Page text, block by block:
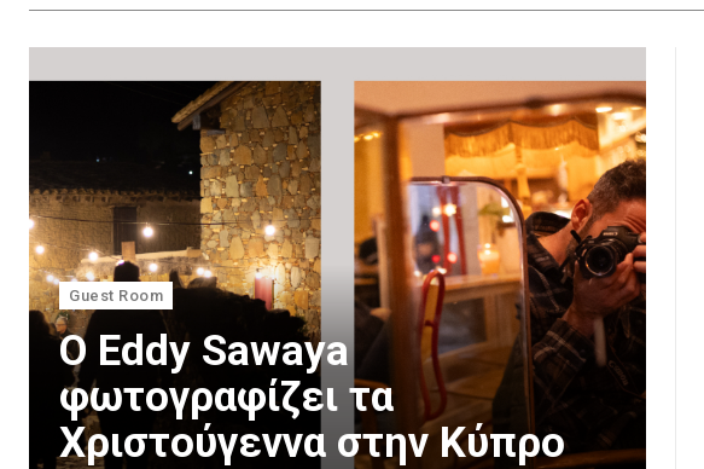
Guest Room
Ο Eddy Sawaya
φωτογραφίζει τα
Χριστούγεννα στην Κύπρο